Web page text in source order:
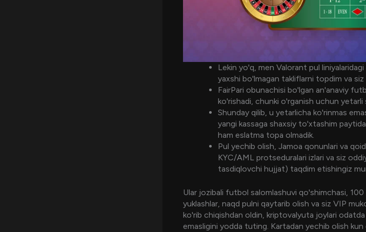
Lekin yo'q, men Valorant pul
yaxshi bo'lmagan takliflarni topdim va
FairPari obunachisi bo'lgan an'anaviy
ko'rishadi, chunki o'rganish uchun
Shunday qilib, u yetarlicha ko'rinmas
yangi kassaga shaxsiy to'xtashim
ham eslatma topa olmadik.
Pul yechib olish, Jamoa qonunlari va
KYC/AML protseduralari izlari va siz
tasdiqlovchi hujjat) taqdim etishingiz
Ular jozibali futbol salomlashuvi qo'shimchasi,
yuklashlar, naqd pulni qaytarib olish va siz VIP
ko'rib chiqishdan oldin, kriptovalyuta joylari
emasligini yodda tuting. Kartadan yechib olish